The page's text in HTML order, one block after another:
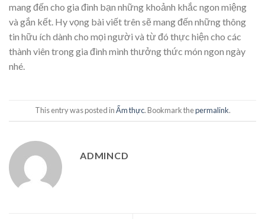
mang đến cho gia đình bạn những khoảnh khắc ngon miệng
và gắn kết. Hy vọng bài viết trên sẽ mang đến những thông
tin hữu ích dành cho mọi người và từ đó thực hiện cho các
thành viên trong gia đình mình thưởng thức món ngon ngày
nhé.
This entry was posted inẨm thực. Bookmark thepermalink.
ADMINCD